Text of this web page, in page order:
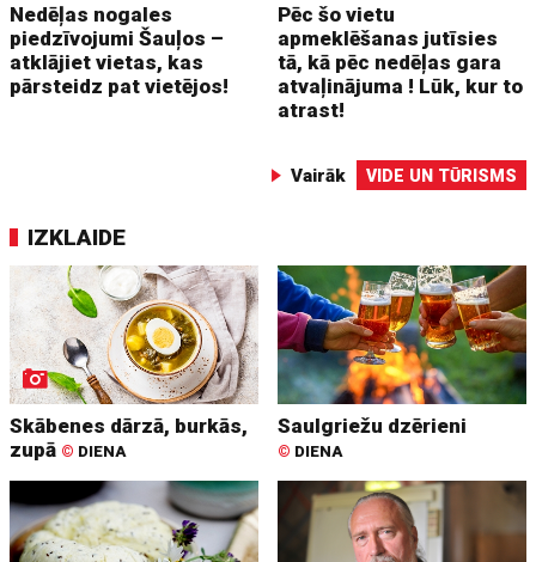
Nedēļas nogales
piedzīvojumi Šauļos –
atklājiet vietas, kas
pārsteidz pat vietējos!
Pēc šo vietu
apmeklēšanas jutīsies
tā, kā pēc nedēļas gara
atvaļinājuma ! Lūk, kur to
atrast!
Vairāk VIDE UN TŪRISMS
IZKLAIDE
Skābenes dārzā, burkās,
zupā © DIENA
Saulgriežu dzērieni
© DIENA